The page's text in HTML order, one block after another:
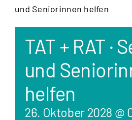
und Seniorinnen helfen
TAT + RAT ·
und
helfen
26. Oktober 2028 @